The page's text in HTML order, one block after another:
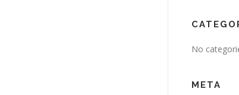
No
META